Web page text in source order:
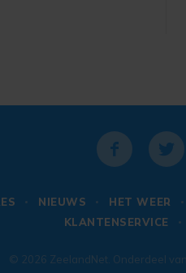
NIEUWS HET WEER
KLANTENSERVICE
© 2026 ZeelandNet . Onderdeel van